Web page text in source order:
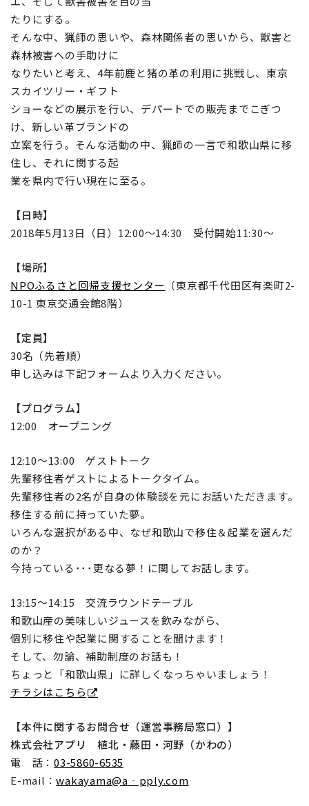
たりにする。
そんな中、猟師の思いや、森林関係者の思いから、獣害と
森林被害への手助けに
なりたいと考え、4年前鹿と猪の革の利用に挑戦し、東京
スカイツリー・ギフト
ショーなどの展示を行い、デパートでの販売までこぎつ
け、新しい革ブランドの
立案を行う。そんな活動の中、猟師の一言で和歌山県に移
住し、それに関する起
業を県内で行い現在に至る。
【日時】
2018年5月13日（日）12:00～14:30 受付開始11:30～
【場所】
NPOふるさと回帰支援センター （東京都千代田区有楽町2-
10-1 東京交通会館8階）
【定員】
30名（先着順）
申し込みは下記フォームより入力ください。
【プログラム】
12:00 オープニング
12:10～13:00 ゲストトーク
先輩移住者ゲストによるトークタイム。
先輩移住者の2名が自身の体験談を元にお話いただきます。
移住する前に持っていた夢。
いろんな選択がある中、なぜ和歌山で移住＆起業を選んだ
のか？
今持っている･･･更なる夢！に関してお話します。
13:15～14:15 交流ラウンドテーブル
和歌山産の美味しいジュースを飲みながら、
個別に移住や起業に関することを聞けます！
そして、勿論、補助制度のお話も！
ちょっと「和歌山県」に詳しくなっちゃいましょう！
チラシはこちら
【本件に関するお問合せ（運営事務局窓口）】
株式会社アプリ 植北・藤田・河野（かわの）
電 話： 03-5860-6535
E-mail：wakayama@a‐pply.com